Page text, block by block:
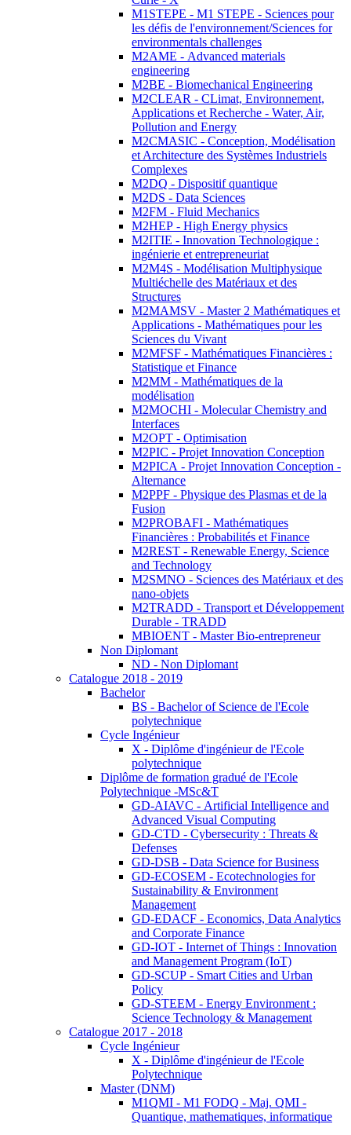
M1STEPE - M1 STEPE - Sciences pour
les défis de l'environnement/Sciences for
environmentals challenges
M2AME - Advanced materials
engineering
M2BE - Biomechanical Engineering
M2CLEAR - CLimat, Environnement,
Applications et Recherche - Water, Air,
Pollution and Energy
M2CMASIC - Conception, Modélisation
et Architecture des Systèmes Industriels
Complexes
M2DQ - Dispositif quantique
M2DS - Data Sciences
M2FM - Fluid Mechanics
M2HEP - High Energy physics
M2ITIE - Innovation Technologique :
ingénierie et entrepreneuriat
M2M4S - Modélisation Multiphysique
Multiéchelle des Matériaux et des
Structures
M2MAMSV - Master 2 Mathématiques et
Applications - Mathématiques pour les
Sciences du Vivant
M2MFSF - Mathématiques Financières :
Statistique et Finance
M2MM - Mathématiques de la
modélisation
M2MOCHI - Molecular Chemistry and
Interfaces
M2OPT - Optimisation
M2PIC - Projet Innovation Conception
M2PICA - Projet Innovation Conception -
Alternance
M2PPF - Physique des Plasmas et de la
Fusion
M2PROBAFI - Mathématiques
Financières : Probabilités et Finance
M2REST - Renewable Energy, Science
and Technology
M2SMNO - Sciences des Matériaux et des
nano-objets
M2TRADD - Transport et Développement
Durable - TRADD
MBIOENT - Master Bio-entrepreneur
Non Diplomant
ND - Non Diplomant
Catalogue 2018 - 2019
Bachelor
BS - Bachelor of Science de l'Ecole
polytechnique
Cycle Ingénieur
X - Diplôme d'ingénieur de l'Ecole
polytechnique
Diplôme de formation gradué de l'Ecole
Polytechnique -MSc&T
GD-AIAVC - Artificial Intelligence and
Advanced Visual Computing
GD-CTD - Cybersecurity : Threats &
Defenses
GD-DSB - Data Science for Business
GD-ECOSEM - Ecotechnologies for
Sustainability & Environment
Management
GD-EDACF - Economics, Data Analytics
and Corporate Finance
GD-IOT - Internet of Things : Innovation
and Management Program (IoT)
GD-SCUP - Smart Cities and Urban
Policy
GD-STEEM - Energy Environment :
Science Technology & Management
Catalogue 2017 - 2018
Cycle Ingénieur
X - Diplôme d'ingénieur de l'Ecole
Polytechnique
Master (DNM)
M1QMI - M1 FODQ - Maj. QMI -
Quantique, mathematiques, informatique